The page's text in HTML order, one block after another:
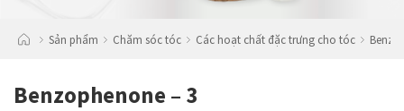
Sản phẩm Chăm sóc tóc Các hoạt chất đặc trưng cho tóc
Benzophenone – 3